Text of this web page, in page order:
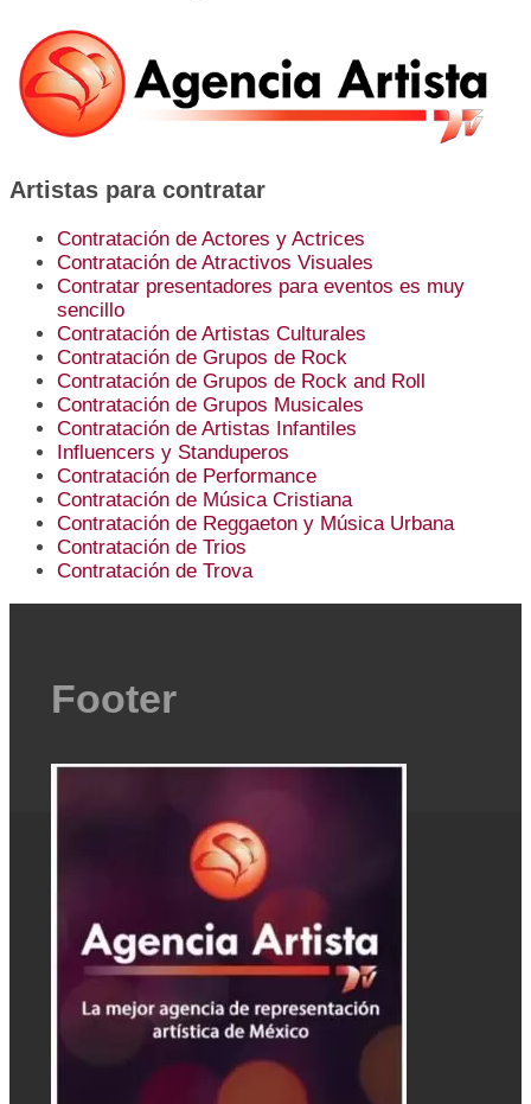
Artistas para contratar
Contratación de Actores y Actrices
Contratación de Atractivos Visuales
Contratar presentadores para eventos es muy
sencillo
Contratación de Artistas Culturales
Contratación de Grupos de Rock
Contratación de Grupos de Rock and Roll
Contratación de Grupos Musicales
Contratación de Artistas Infantiles
Influencers y Standuperos
Contratación de Performance
Contratación de Música Cristiana
Contratación de Reggaeton y Música Urbana
Contratación de Trios
Contratación de Trova
Footer